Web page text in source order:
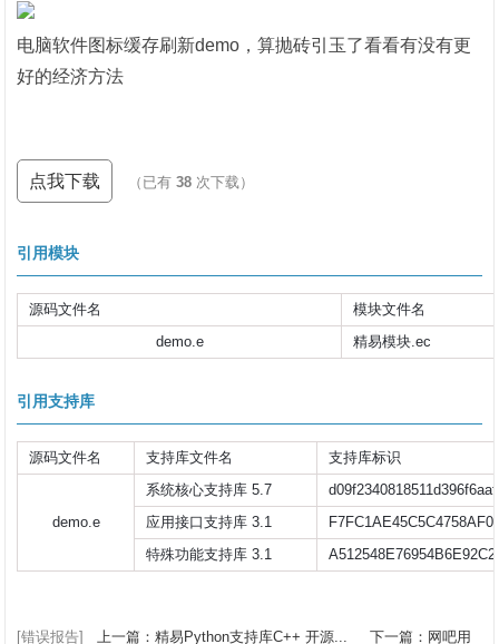
电脑软件图标缓存刷新demo，算抛砖引玉了看看有没有更
好的经济方法
点我下载 （已有38 次下载）
引用模块
源码文件名
模块文件名
demo.e
精易模块.ec
引用支持库
源码文件名 支持库文件名 支持库标识
demo.e
系统核心支持库 5.7
应用接口支持库 3.1
特殊功能支持库 3.1
[错误报告] 上一篇：精易Python支持库C++ 开源... 下一篇：网吧用